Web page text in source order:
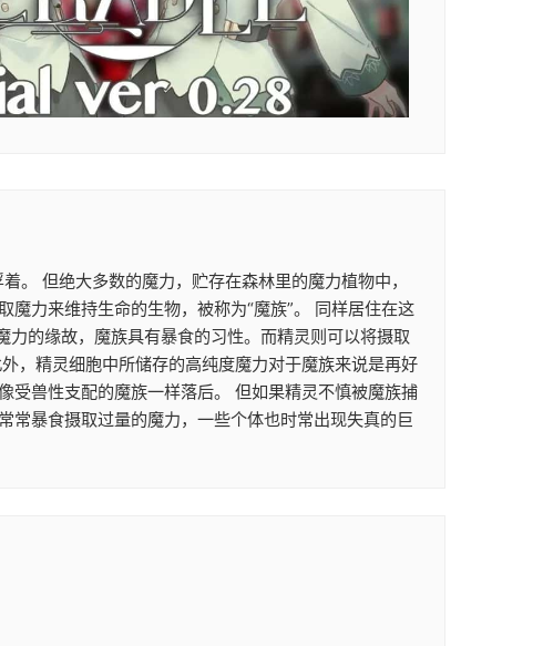
。 但绝大多数的魔力，贮存在森林里的魔力植物中，
力来维持生命的生物，被称为“魔族”。 同样居住在这
的缘故，魔族具有暴食的习性。而精灵则可以将摄取
，精灵细胞中所储存的高纯度魔力对于魔族来说是再好
受兽性支配的魔族一样落后。 但如果精灵不慎被魔族捕
常暴食摄取过量的魔力，一些个体也时常出现失真的巨